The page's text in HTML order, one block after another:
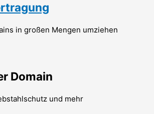
in großen Mengen umziehen
Domain
und mehr